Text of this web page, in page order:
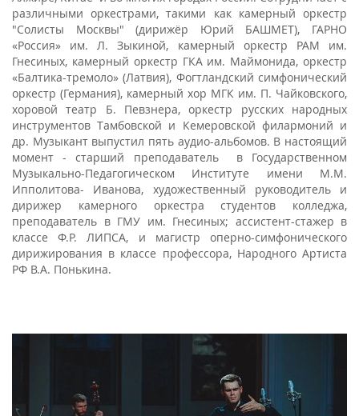
различными оркестрами, такими как камерный оркестр
"Солисты Москвы" (дирижёр Юрий БАШМЕТ), ГАРНО
«Россия» им. Л. Зыкиной, камерный оркестр РАМ им.
Гнесиных, камерный оркестр ГКА им. Маймонида, оркестр
«Балтика-тремоло» (Латвия), Фогтландский симфонический
оркестр (Германия), камерный хор МГК им. П. Чайковского,
хоровой театр Б. Певзнера, оркестр русских народных
инструментов Тамбовской и Кемеровской филармоний и
др. Музыкант выпустил пять аудио-альбомов. В настоящий
момент - старший преподаватель в Государственном
Музыкально-Педагогическом Институте имени М.М.
Ипполитова- Иванова, художественный руководитель и
дирижер камерного оркестра студентов колледжа,
преподаватель в ГМУ им. Гнесиных; ассистент-стажер в
классе Ф.Р. ЛИПСА, и магистр оперно-симфонического
дирижирования в классе профессора, Народного Артиста
РФ В.А. Понькина.